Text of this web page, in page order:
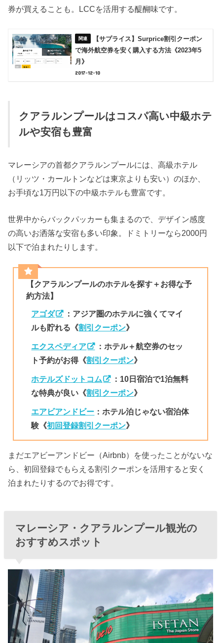
券が買えることも。LCCを活用する醍醐味です。
【サプライス】Surprice割引クーポン
で海外航空券を安く購入する方法《2023年5
月》
2017-12-10
クアラルンプールはコスパ高い中級ホテ
ルや安宿も豊富
マレーシアの首都クアラルンプールには、高級ホテル
（リッツ・カールトンなどは東京よりも安い）のほか、
お手頃な1万円以下の中級ホテルも豊富です。
世界中からバックパッカーも集まるので、デザイン感度
の高いお洒落な安宿も多い印象。ドミトリーなら2000円
以下で泊まれたりします。
【クアラルンプールのホテルを探す＋お得な予
約方法】
アゴダ
：アジア圏のホテルに強くてマイ
ルも貯れる《割引クーポン》
エクスペディア
：ホテル＋航空券のセッ
ト予約がお得《割引クーポン》
ホテルズドットコム
：10日宿泊で1泊無料
な特典が良い《割引クーポン》
エアビアンドビー ：ホテル泊じゃない宿泊体
験《初回登録割引クーポン》
まだエアビーアンドビー（Airbnb）を使ったことがないな
ら、初回登録でもらえる割引クーポンを活用すると安く
泊まれたりするのでお得です。
マレーシア・クアラルンプール観光の
おすすめスポット